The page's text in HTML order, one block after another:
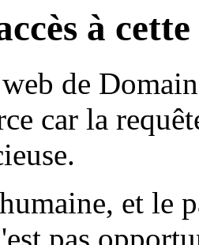
à
de
car la
et le